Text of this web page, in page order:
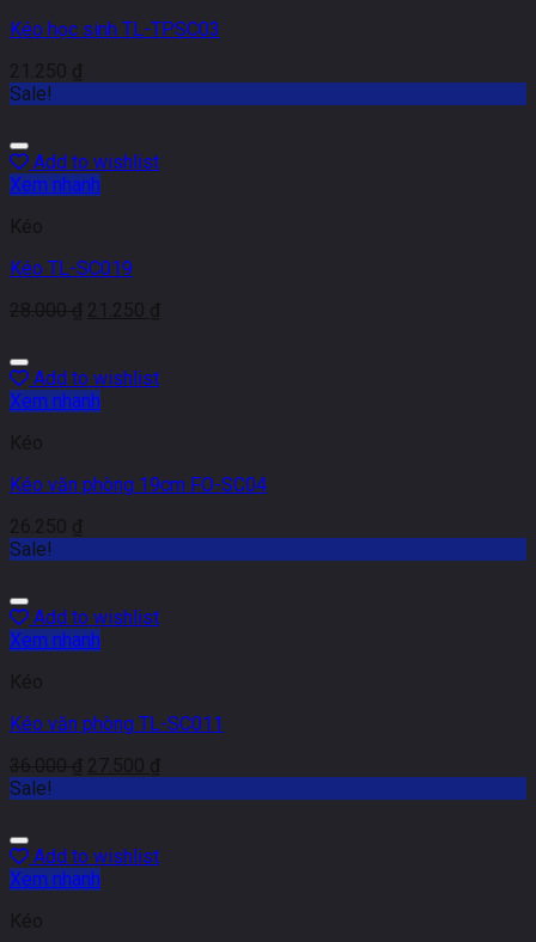
Kéo học sinh TL-TPSC03
21.250 ₫
Sale!
Add to wishlist
Xem nhanh
Kéo
Kéo TL-SC019
28.000₫ 21.250 ₫
Add to wishlist
Xem nhanh
Kéo
Kéo văn phòng 19cm FO-SC04
26.250 ₫
Sale!
Add to wishlist
Xem nhanh
Kéo
Kéo văn phòng TL-SC011
36.000₫ 27.500 ₫
Sale!
Add to wishlist
Xem nhanh
Kéo